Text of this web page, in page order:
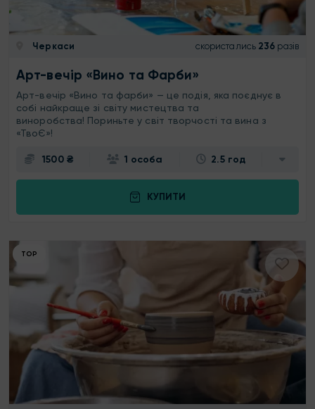
Черкаси скористались 236 разів
Арт-вечір «Вино та Фарби»
Арт-вечір «Вино та фарби» — це подія, яка поєднує в
собі найкраще зі світу мистецтва та
виноробства! Пориньте у світ творчості та вина з
«ТвоЄ»!
1500 ₴ 1 особа 2.5 год
КУПИТИ
ТОР